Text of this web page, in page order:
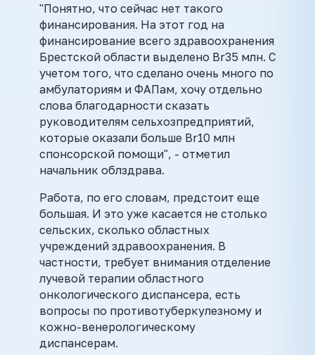
"Понятно, что сейчас нет такого
финансирования. На этот год на
финансирование всего здравоохранения
Брестской области выделено Br35 млн. С
учетом того, что сделано очень много по
амбулаториям и ФАПам, хочу отдельно
слова благодарности сказать
руководителям сельхозпредприятий,
которые оказали больше Br10 млн
спонсорской помощи", - отметил
начальник облздрава.
Работа, по его словам, предстоит еще
большая. И это уже касается не столько
сельских, сколько областных
учреждений здравоохранения. В
частности, требует внимания отделение
лучевой терапии областного
онкологического диспансера, есть
вопросы по противотуберкулезному и
кожно-венерологическому
диспансерам.